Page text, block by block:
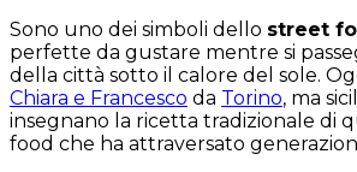
Sono uno dei simboli dello street
perfette da gustare mentre si
della città sotto il calore del sole.
Chiara e Francesco da Torino, ma
insegnano la ricetta tradizionale di
food che ha attraversato